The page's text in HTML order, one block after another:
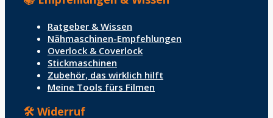
Ratgeber & Wissen
Nähmaschinen-Empfehlungen
Overlock & Coverlock
Stickmaschinen
Zubehör, das wirklich hilft
Meine Tools fürs Filmen
🛠️ Widerruf